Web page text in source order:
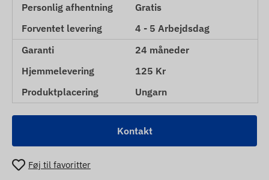
Personlig afhentning
Gratis
Forventet levering
4 - 5 Arbejdsdag
Garanti
24 måneder
Hjemmelevering
125 Kr
Produktplacering
Ungarn
Kontakt
Føj til favoritter